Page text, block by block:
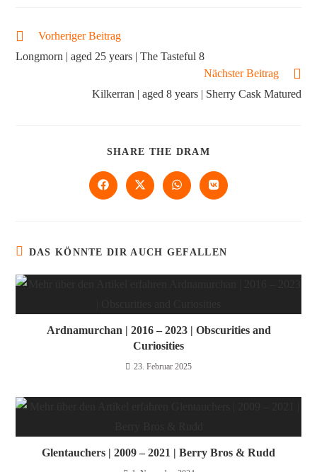
Vorheriger Beitrag
Longmorn | aged 25 years | The Tasteful 8
Nächster Beitrag
Kilkerran | aged 8 years | Sherry Cask Matured
SHARE THE DRAM
DAS KÖNNTE DIR AUCH GEFALLEN
Ardnamurchan | 2016 – 2023 | Obscurities and
Curiosities
23. Februar 2025
Glentauchers | 2009 – 2021 | Berry Bros & Rudd